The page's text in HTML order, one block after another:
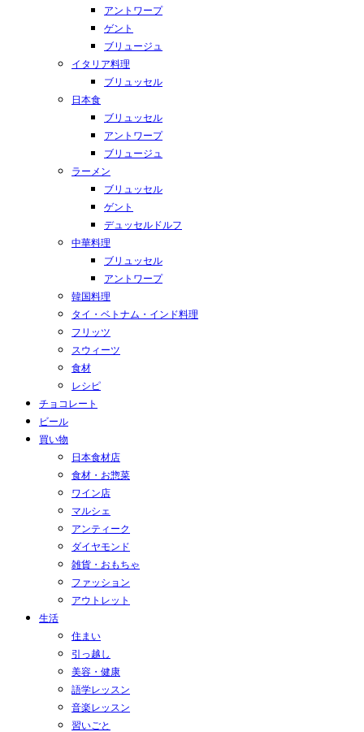
アントワープ
ゲント
ブリュージュ
イタリア料理
ブリュッセル
日本食
ブリュッセル
アントワープ
ブリュージュ
ラーメン
ブリュッセル
ゲント
デュッセルドルフ
中華料理
ブリュッセル
アントワープ
韓国料理
タイ・ベトナム・インド料理
フリッツ
スウィーツ
食材
レシピ
チョコレート
ビール
買い物
日本食材店
食材・お惣菜
ワイン店
マルシェ
アンティーク
ダイヤモンド
雑貨・おもちゃ
ファッション
アウトレット
生活
住まい
引っ越し
美容・健康
語学レッスン
音楽レッスン
習いごと